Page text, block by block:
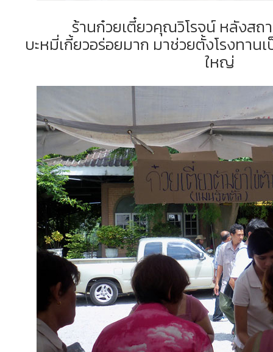
ร้านก๋วยเตี๋ยวคุณวิโรจน์ หลังสถ
บะหมี่เกี้ยวอร่อยมาก มาช่วยตั้งโรงทาน
ใหญ่